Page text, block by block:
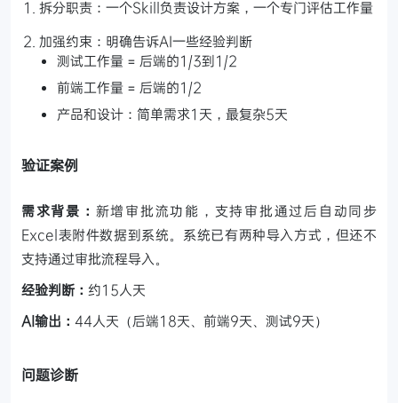
拆分职责：一个Skill负责设计方案，一个专门评估工作量
加强约束：明确告诉AI一些经验判断
测试工作量 = 后端的1/3到1/2
前端工作量 = 后端的1/2
产品和设计：简单需求1天，最复杂5天
验证案例
需求背景： 新增审批流功能，支持审批通过后自动同步
Excel表附件数据到系统。系统已有两种导入方式，但还不
支持通过审批流程导入。
经验判断： 约15人天
AI输出： 44人天（后端18天、前端9天、测试9天）
问题诊断